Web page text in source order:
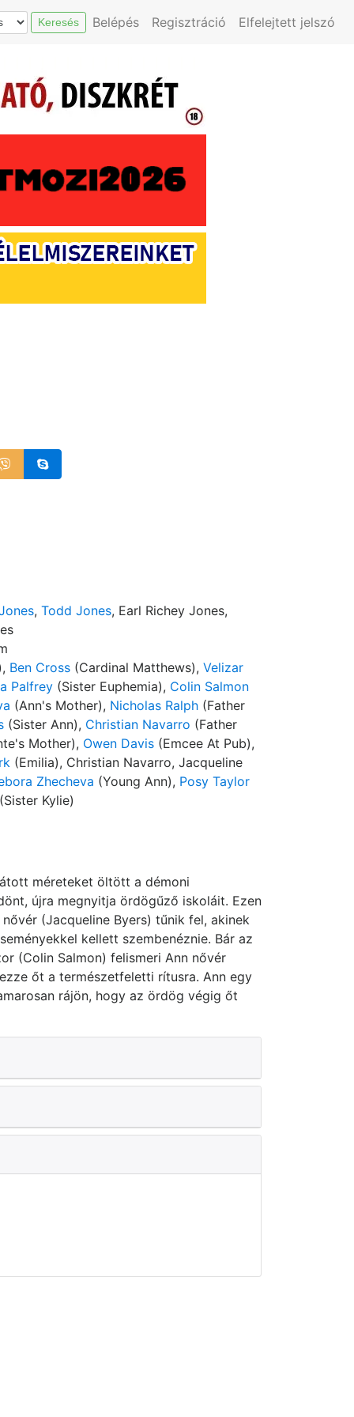
Keresés Belépés Regisztráció Elfelejtett jelszó
, Todd Jones, Earl Richey Jones,
Ben Cross (Cardinal Matthews), Velizar
Palfrey (Sister Euphemia), Colin Salmon
(Ann's Mother), Nicholas Ralph (Father
(Sister Ann), Christian Navarro (Father
Mother), Owen Davis (Emcee At Pub),
(Emilia), Christian Navarro, Jacqueline
Zhecheva (Young Ann), Posy Taylor
Kylie)
méreteket öltött a démoni
újra megnyitja ördögűző iskoláit. Ezen
(Jacqueline Byers) tűnik fel, akinek
kellett szembenéznie. Bár az
(Colin Salmon) felismeri Ann nővér
őt a természetfeletti rítusra. Ann egy
rájön, hogy az ördög végig őt